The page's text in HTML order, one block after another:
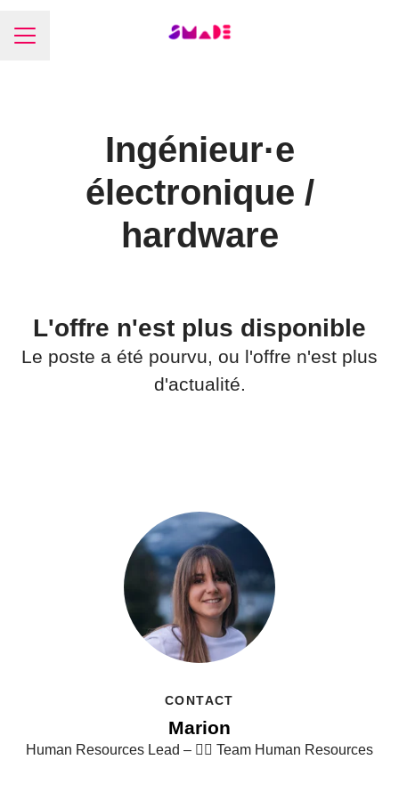
Menu carrière
Ingénieur·e
électronique /
hardware
L'offre n'est plus disponible
Le poste a été pourvu, ou l'offre n'est plus
d'actualité.
CONTACT
Marion
Human Resources Lead – 👯‍♀️ Team Human Resources